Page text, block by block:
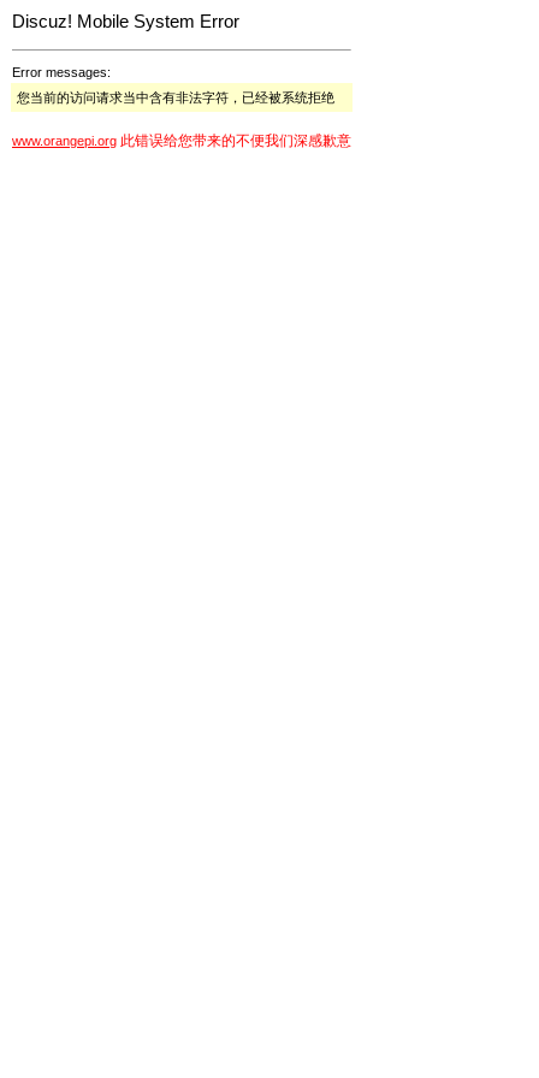
Discuz! Mobile System Error
Error messages:
您当前的访问请求当中含有非法字符，已经被系统拒绝
www.orangepi.org 此错误给您带来的不便我们深感歉意